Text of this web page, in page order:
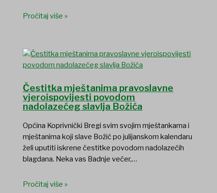
Pročitaj više »
Čestitka mještanima pravoslavne
vjeroispovijesti povodom
nadolazećeg slavlja Božića
Općina Koprivnički Bregi svim svojim mještankama i
mještanima koji slave Božić po julijanskom kalendaru
želi uputiti iskrene čestitke povodom nadolazećih
blagdana. Neka vas Badnje večer,…
Pročitaj više »